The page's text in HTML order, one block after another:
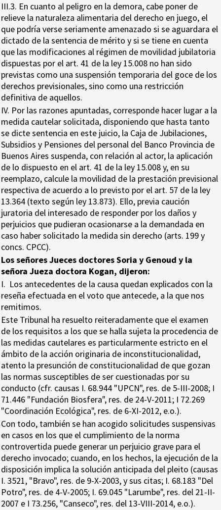
III.3. En cuanto al peligro en la demora, cabe poner de
relieve la naturaleza alimentaria del derecho en juego, el
que podría verse seriamente amenazado si se aguardara el
dictado de la sentencia de mérito y si se tiene en cuenta
que las modificaciones al régimen de movilidad jubilatoria
dispuestas por el art. 41 de la ley 15.008 no han sido
previstas como una suspensión temporaria del goce de los
derechos previsionales, sino como una restricción
definitiva de aquellos.
IV. Por las razones apuntadas, corresponde hacer lugar a la
medida cautelar solicitada, disponiendo que hasta tanto
se dicte sentencia en este juicio, la Caja de Jubilaciones,
Subsidios y Pensiones del personal del Banco Provincia de
Buenos Aires suspenda, con relación al actor, la aplicación
de lo dispuesto en el art. 41 de la ley 15.008 y, en su
reemplazo, calcule la movilidad de la prestación previsional
respectiva de acuerdo a lo previsto por el art. 57 de la ley
13.364 (texto según ley 13.873). Ello, previa caución
juratoria del interesado de responder por los daños y
perjuicios que pudieran ocasionarse a la demandada en
caso haber solicitado la medida sin derecho (arts. 199 y
concs. CPCC).
Los señores Jueces doctores Soria y Genoud y la
señora Jueza doctora Kogan, dijeron:
I. Los antecedentes de la causa quedan explicados con la
reseña efectuada en el voto que antecede, a la que nos
remitimos.
Este Tribunal ha resuelto reiteradamente que el examen
de los requisitos a los que se halla sujeta la procedencia de
las medidas cautelares es particularmente estricto en el
ámbito de la acción originaria de inconstitucionalidad,
atento la presunción de constitucionalidad de que gozan
las normas susceptibles de ser cuestionadas por su
conducto (cfr. causas I. 68.944 "UPCN", res. de 5-III-2008; I
71.446 "Fundación Biosfera", res. de 24-V-2011; I 72.269
"Coordinación Ecológica", res. de 6-XI-2012, e.o.).
Con todo, también se han acogido solicitudes suspensivas
en casos en los que el cumplimiento de la norma
controvertida puede generar un perjuicio grave para el
derecho invocado; cuando, en los hechos, la ejecución de la
disposición implica la solución anticipada del pleito (causas
I. 3521, "Bravo", res. de 9-X-2003, y sus citas; I. 68.183 "Del
Potro", res. de 4-V-2005; I. 69.045 "Larumbe", res. del 21-II-
2007 e I 73.256, "Canseco", res. del 13-VIII-2014, e.o.).